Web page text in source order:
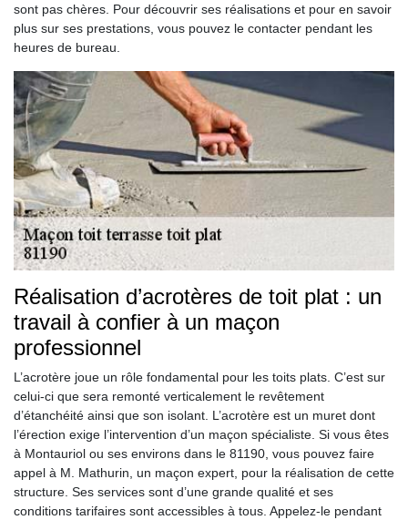
sont pas chères. Pour découvrir ses réalisations et pour en savoir
plus sur ses prestations, vous pouvez le contacter pendant les
heures de bureau.
Réalisation d’acrotères de toit plat : un
travail à confier à un maçon
professionnel
L’acrotère joue un rôle fondamental pour les toits plats. C’est sur
celui-ci que sera remonté verticalement le revêtement
d’étanchéité ainsi que son isolant. L’acrotère est un muret dont
l’érection exige l’intervention d’un maçon spécialiste. Si vous êtes
à Montauriol ou ses environs dans le 81190, vous pouvez faire
appel à M. Mathurin, un maçon expert, pour la réalisation de cette
structure. Ses services sont d’une grande qualité et ses
conditions tarifaires sont accessibles à tous. Appelez-le pendant